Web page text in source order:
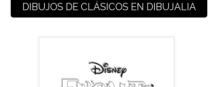
DIBUJOS DE CLÁSICOS EN DIBUJALIA